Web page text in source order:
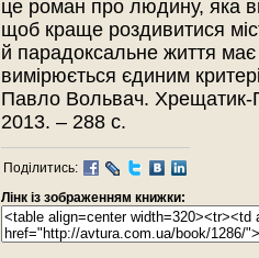
це роман про людину, яка
щоб краще роздивитися
й парадоксальне життя має
вимірюється єдиним
Павло Вольвач.
2013. – 288 с.
Поділитись:
Лінк із зображенням книжки: